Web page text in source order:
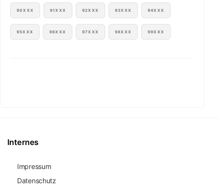
90XXX 91XXX 92XXX 93XXX 94XXX
95XXX 96XXX 97XXX 98XXX 99XXX
Internes
Impressum
Datenschutz